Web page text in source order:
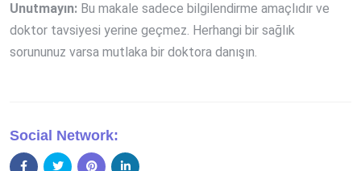
Unutmayın: Bu makale sadece bilgilendirme amaçlıdır ve
doktor tavsiyesi yerine geçmez. Herhangi bir sağlık
sorununuz varsa mutlaka bir doktora danışın.
Social Network: